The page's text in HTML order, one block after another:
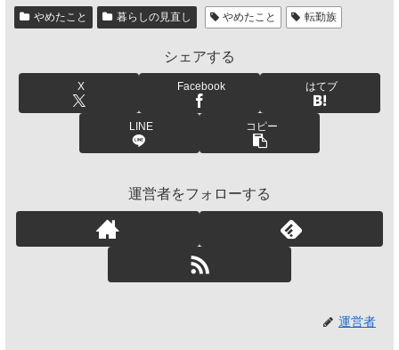
やめたこと 暮らしの見直し やめたこと 転勤族
シェアする
X Facebook はてブ
LINE コピー
運営者をフォローする
運営者